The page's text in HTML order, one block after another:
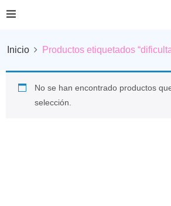
Inicio Productos etiquetados
No se han encontrado productos
selección.